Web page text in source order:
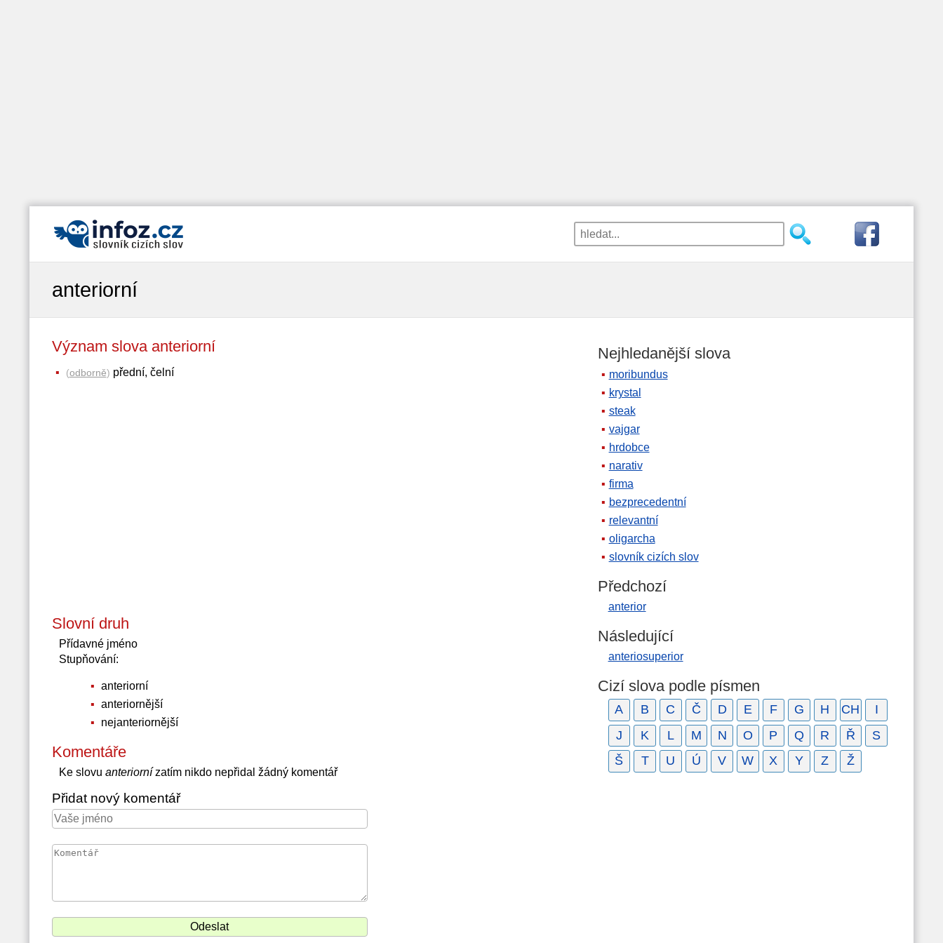
anteriorní
Význam slova anteriorní
(odborně) přední, čelní
Slovní druh
Přídavné jméno
Stupňování:
anteriorní
anteriornější
nejanteriornější
Komentáře
Ke slovu anteriornízatím nikdo nepřidal žádný komentář
Přidat nový komentář
Nejhledanější slova
moribundus
krystal
steak
vajgar
hrdobce
narativ
firma
bezprecedentní
relevantní
oligarcha
slovník cizích slov
Předchozí
anterior
Následující
anteriosuperior
Cizí slova podle písmen
A B C Č D E F G H CH
I
J
K L M N O P Q R Ř
S
Š
T U Ú V W X Y Z Ž